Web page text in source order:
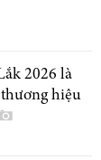
2026 là
thương hiệu